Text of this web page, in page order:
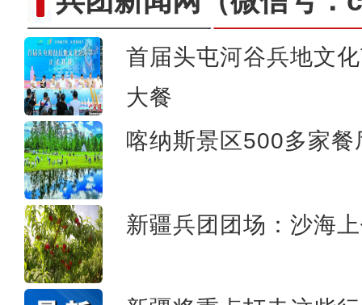
首届头屯河谷兵地文
大餐
喀纳斯景区500多家
新疆兵团团场：沙海